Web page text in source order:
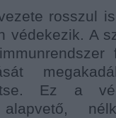
rosszul
védekezik. A
Ez a